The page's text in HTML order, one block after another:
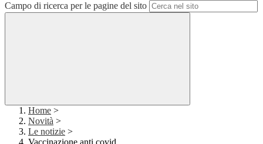
Campo di ricerca per le pagine del sito
Home >
Novità >
Le notizie >